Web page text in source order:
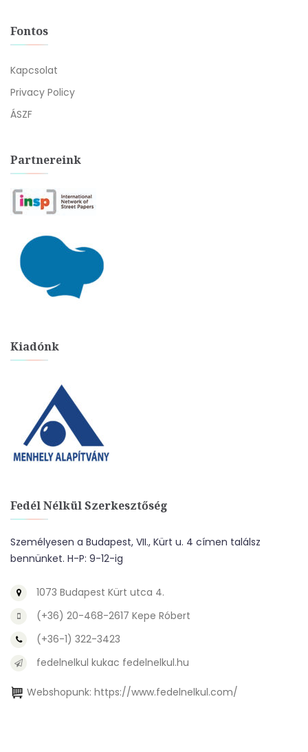
Fontos
Kapcsolat
Privacy Policy
ÁSZF
Partnereink
Kiadónk
Fedél Nélkül Szerkesztőség
Személyesen a Budapest, VII., Kürt u. 4 címen találsz
bennünket. H-P: 9-12-ig
1073 Budapest Kürt utca 4.
(+36) 20-468-2617 Kepe Róbert
(+36-1) 322-3423
fedelnelkul kukac fedelnelkul.hu
Webshopunk: https://www.fedelnelkul.com/